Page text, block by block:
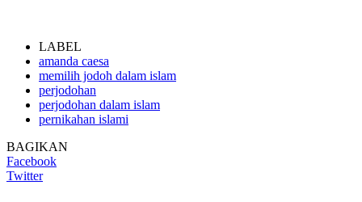
LABEL
amanda caesa
memilih jodoh dalam islam
perjodohan
perjodohan dalam islam
pernikahan islami
BAGIKAN
Facebook
Twitter